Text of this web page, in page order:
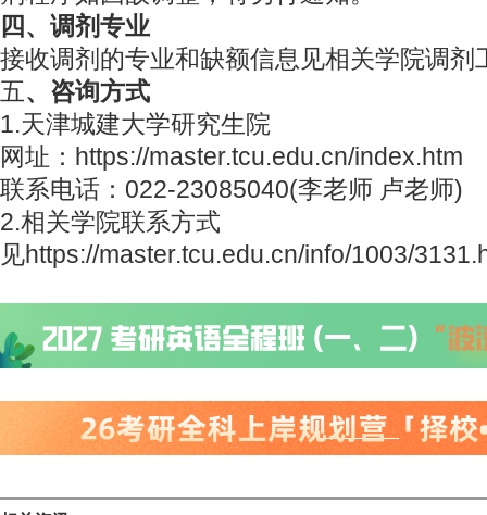
四、调剂专业
接收调剂的专业和缺额信息见相关学院调剂
五、咨询方式
1.天津城建大学研究生院
网址：https://master.tcu.edu.cn/index.htm
联系电话：022-23085040(李老师 卢老师)
2.相关学院联系方式
见https://master.tcu.edu.cn/info/1003/